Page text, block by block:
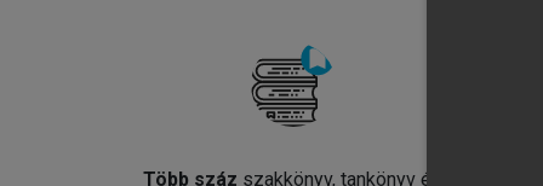
Több száz szakkönyv, tankönyv és